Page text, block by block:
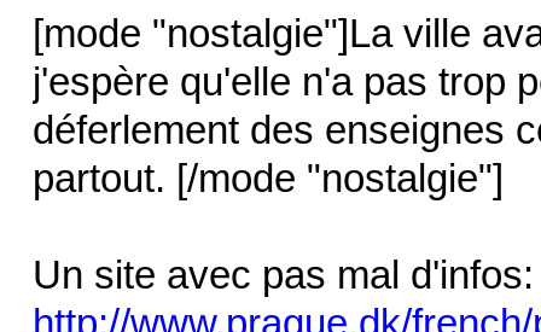
[mode "nostalgie"]La ville
j'espère qu'elle n'a pas trop
déferlement des enseignes
partout. [/mode "nostalgie"]
Un site avec pas mal d'infos: